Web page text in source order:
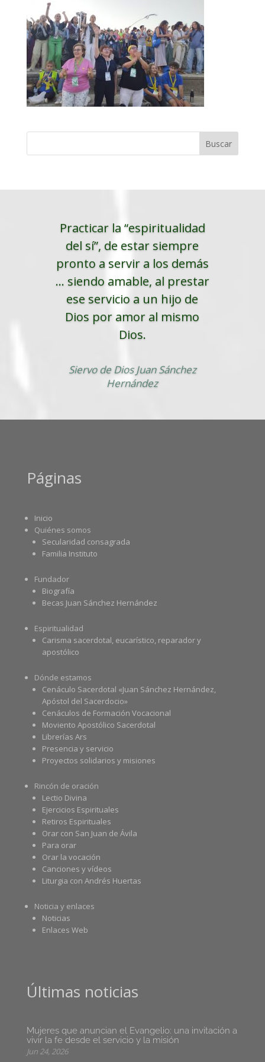
Practicar la “espiritualidad
del sí”, de estar siempre
pronto a servir a los demás
... siendo amable, al prestar
ese servicio a un hijo de
Dios por amor al mismo
Dios.
Siervo de Dios Juan Sánchez
Hernández
Páginas
Inicio
Quiénes somos
Secularidad consagrada
Familia Instituto
Fundador
Biografía
Becas Juan Sánchez Hernández
Espiritualidad
Carisma sacerdotal, eucarístico, reparador y
apostólico
Dónde estamos
Cenáculo Sacerdotal «Juan Sánchez Hernández,
Apóstol del Sacerdocio»
Cenáculos de Formación Vocacional
Moviento Apostólico Sacerdotal
Librerías Ars
Presencia y servicio
Proyectos solidarios y misiones
Rincón de oración
Lectio Divina
Ejercicios Espirituales
Retiros Espirituales
Orar con San Juan de Ávila
Para orar
Orar la vocación
Canciones y vídeos
Liturgia con Andrés Huertas
Noticia y enlaces
Noticias
Enlaces Web
Últimas noticias
Mujeres que anuncian el Evangelio: una invitación a
vivir la fe desde el servicio y la misión
Jun 24, 2026